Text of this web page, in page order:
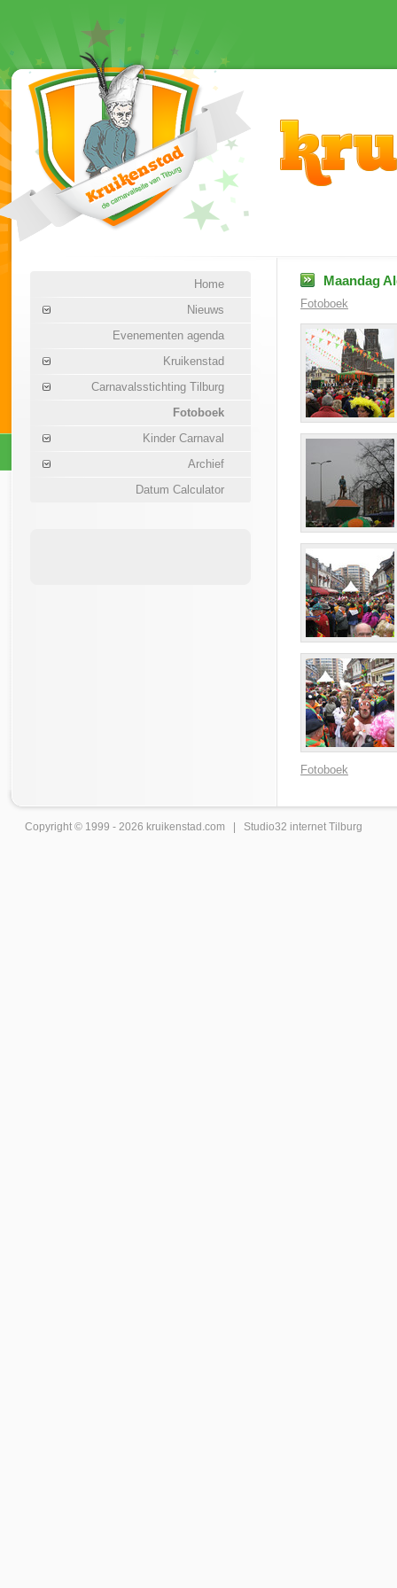
Home
Nieuws
Evenementen agenda
Kruikenstad
Carnavalsstichting Tilburg
Fotoboek
Kinder Carnaval
Archief
Datum Calculator
Maandag
Fotoboek
Fotoboek
Copyright © 1999 - 2026 kruikenstad .com | Studio32 internet Tilburg